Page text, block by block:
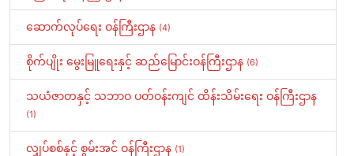
ဆောက်လုပ်ရေး ဝန်ကြီးဌာန (4)
စိုက်ပျိုး မွေးမြူရေးနှင့် ဆည်မြောင်းဝန်ကြီးဌာန (6)
သယံဇာတနှင့် သဘာဝ ပတ်ဝန်းကျင် ထိန်းသိမ်းရေး ဝန်ကြီးဌာန
(1)
လျှပ်စစ်နှင့် စွမ်းအင် ဝန်ကြီးဌာန (1)